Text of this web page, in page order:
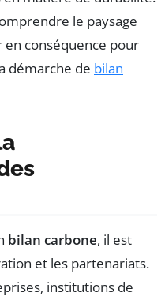
le paysage
en conséquence pour
démarche de bilan
bilan carbone, il est
et les partenariats.
institutions de